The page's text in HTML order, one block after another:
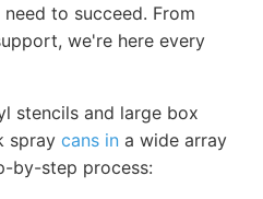
to succeed. From
we're here every
stencils and large box
spray cans in a wide array
by-step process: